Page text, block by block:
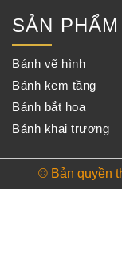
SẢN PHẨM
Bánh vẽ hình
Bánh kem tầng
Bánh bắt hoa
Bánh khai trương
© Bản quyền